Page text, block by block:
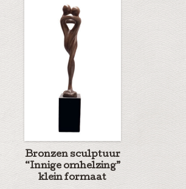
Bronzen sculptuur
“Innige omhelzing”
klein formaat